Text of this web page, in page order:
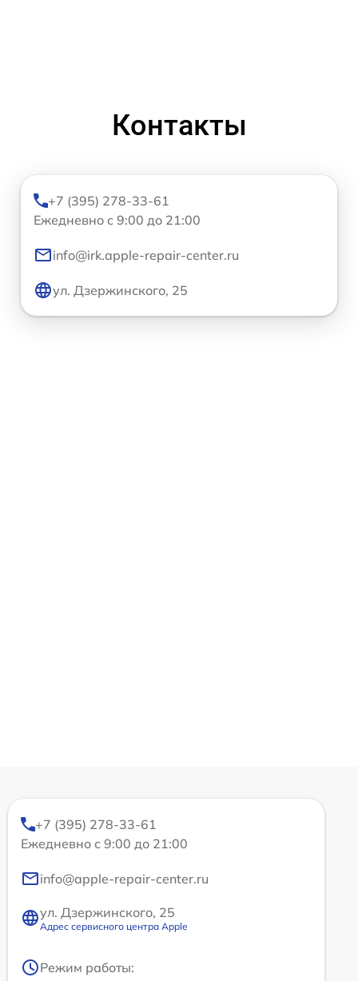
Контакты
+7 (395) 278-33-61
Ежедневно с 9:00 до 21:00
info@irk.apple-repair-center.ru
ул. Дзержинского, 25
+7 (395) 278-33-61
Ежедневно с 9:00 до 21:00
info@apple-repair-center.ru
ул. Дзержинского, 25
Адрес сервисного центра Apple
Режим работы: